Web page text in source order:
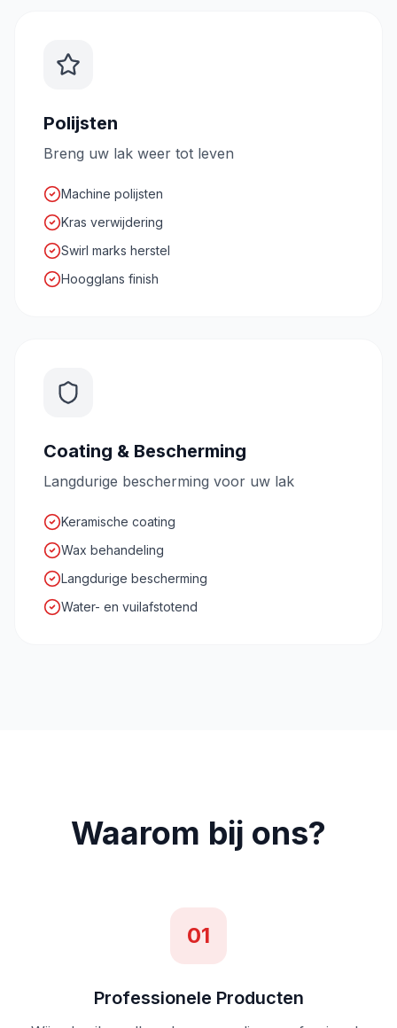
Polijsten
Breng uw lak weer tot leven
Machine polijsten
Kras verwijdering
Swirl marks herstel
Hoogglans finish
Coating & Bescherming
Langdurige bescherming voor uw lak
Keramische coating
Wax behandeling
Langdurige bescherming
Water- en vuilafstotend
Waarom bij ons?
01
Professionele Producten